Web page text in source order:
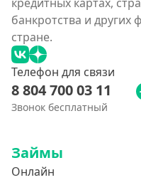
банкротства и других
стране.
Телефон для связи
8 804 700 03 11
Звонок бесплатный
Займы
Онлайн